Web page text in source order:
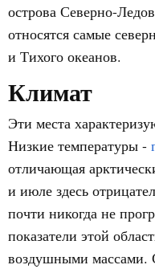
острова Северно-
относятся самые
и Тихого океанов.
Климат
Эти места
Низкие температуры -
отличающая
и июле здесь
почти никогда не
показатели этой
воздушными массами.